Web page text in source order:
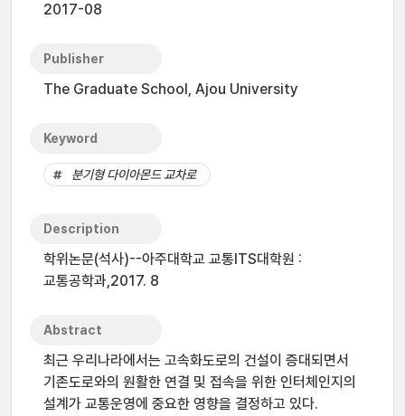
2017-08
Publisher
The Graduate School, Ajou University
Keyword
분기형 다이아몬드 교차로
Description
학위논문(석사)--아주대학교 교통ITS대학원 :
교통공학과,2017. 8
Abstract
최근 우리나라에서는 고속화도로의 건설이 증대되면서
기존도로와의 원활한 연결 및 접속을 위한 인터체인지의
설계가 교통운영에 중요한 영향을 결정하고 있다.